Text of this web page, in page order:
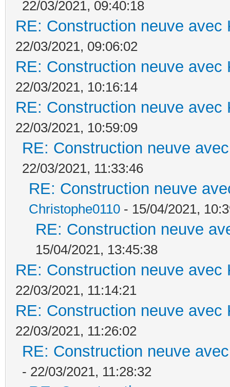
22/03/2021, 09:40:18
RE: Construction neuve avec
22/03/2021, 09:06:02
RE: Construction neuve avec
22/03/2021, 10:16:14
RE: Construction neuve avec
22/03/2021, 10:59:09
RE: Construction neuve
22/03/2021, 11:33:46
RE: Construction neuve
Christophe0110 - 15/04/2021,
RE: Construction neuve
15/04/2021, 13:45:38
RE: Construction neuve avec
22/03/2021, 11:14:21
RE: Construction neuve avec
22/03/2021, 11:26:02
RE: Construction neuve
- 22/03/2021, 11:28:32